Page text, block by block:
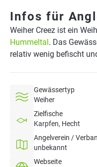
Infos für
Weiher Creez ist ein
Hummeltal. Das
relativ wenig befischt
Gewässertyp
Weiher
Zielfische
Karpfen, Hecht
Angelverein /
unbekannt
Webseite